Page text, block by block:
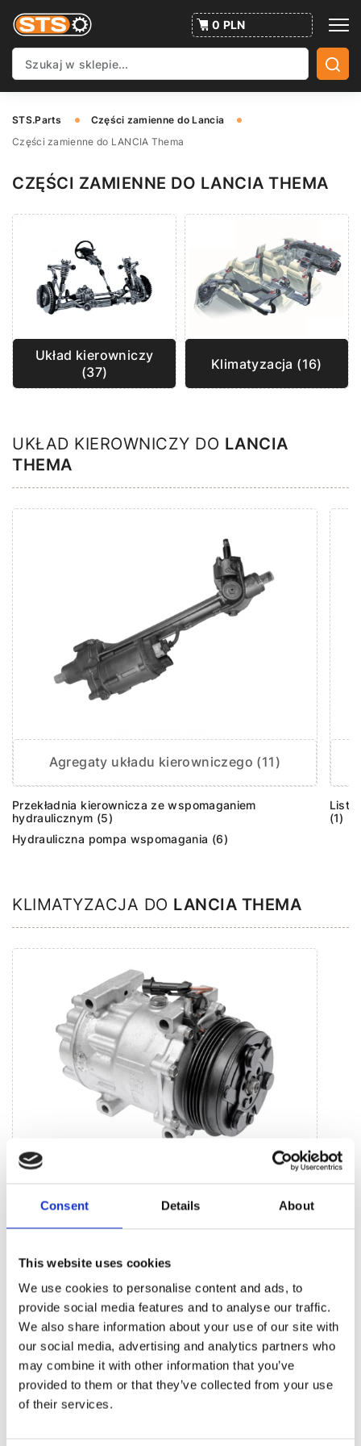
Consent Details About
This website uses cookies
We use cookies to personalise content and ads, to
provide social media features and to analyse our traffic.
We also share information about your use of our site with
our social media, advertising and analytics partners who
may combine it with other information that you’ve
provided to them or that they’ve collected from your use
of their services.
0 PLN
STS.Parts
Części zamienne do Lancia
Części zamienne do LANCIA Thema
CZĘŚCI ZAMIENNE DO LANCIA THEMA
Układ kierowniczy
(37)
Klimatyzacja (16)
UKŁAD KIEROWNICZY DO LANCIA
THEMA
Agregaty układu kierowniczego (11)
Przekładnia kierownicza ze wspomaganiem
hydraulicznym (5)
Hydrauliczna pompa wspomagania (6)
(1)
KLIMATYZACJA DO LANCIA THEMA
Sprężarka klimatyzacji (16)
BESTSELLERY CZĘŚCI ZAMIENNYCH TEJ
MARKI LANCIA THEMA